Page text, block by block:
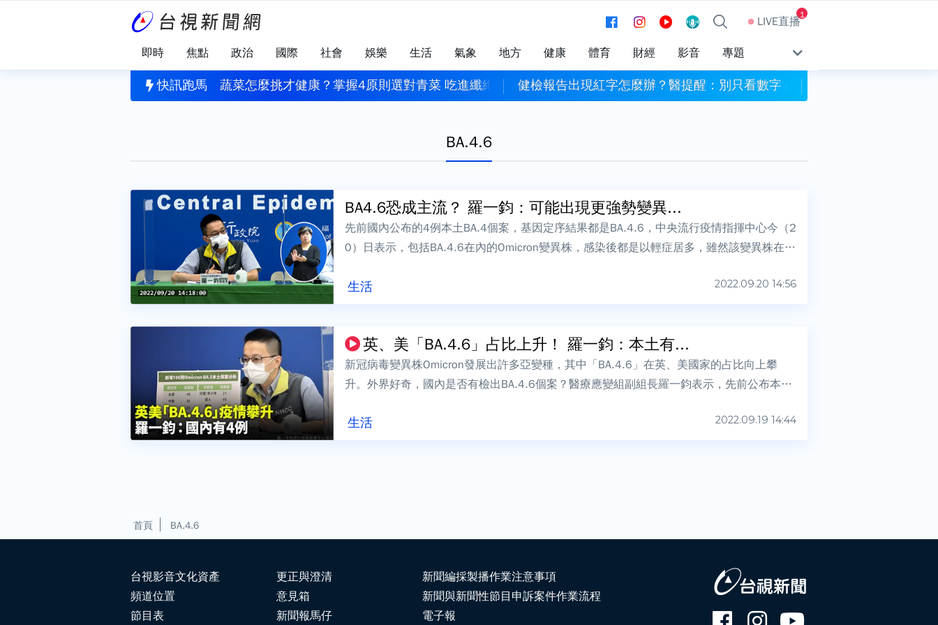
LIVE直播1
即時 焦點 政治 國際 社會 娛樂 生活 氣象 地方 健康 體育 財經 影音 專題
快訊跑馬
慢性疲勞症候群恐找上門 3大習慣正在消耗你的健康蔬菜怎麼挑才健康？掌握4原則選對青菜 吃進纖維、維生素與植化素健檢報告出現紅字怎麼辦？醫提醒：別只看數字 身體變化更重要
BA.4.6
生活
BA4.6恐成主流？ 羅一鈞：可能出現更強勢變異...
2022.09.20 14:56
先前國內公布的4例本土BA.4個案，基因定序結果都是BA.4.6，中央流行疫情指揮中心今（2
0）日表示，包括BA.4.6在內的Omicron變異株，感染後都是以輕症居多，雖然該變異株在英
生活
英、美「BA.4.6」占比上升！ 羅一鈞：本土有...
2022.09.19 14:44
新冠病毒變異株Omicron發展出許多亞變種，其中「BA.4.6」在英、美國家的占比向上攀
升。外界好奇，國內是否有檢出BA.4.6個案？醫療應變組副組長羅一鈞表示，先前公布本土
首頁 BA.4.6
台視影音文化資產
頻道位置
節目表
更正與澄清
意見箱
新聞報馬仔
新聞編採製播作業注意事項
新聞與新聞性節目申訴案件作業流程
電子報